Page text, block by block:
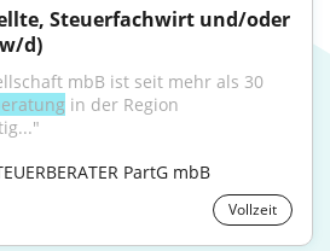
Steuerfachwirt und/oder
d)
mbB ist seit mehr als 30
PartG mbB
Vollzeit